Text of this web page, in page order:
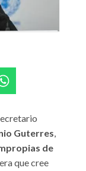
Guterres,
de
que cree